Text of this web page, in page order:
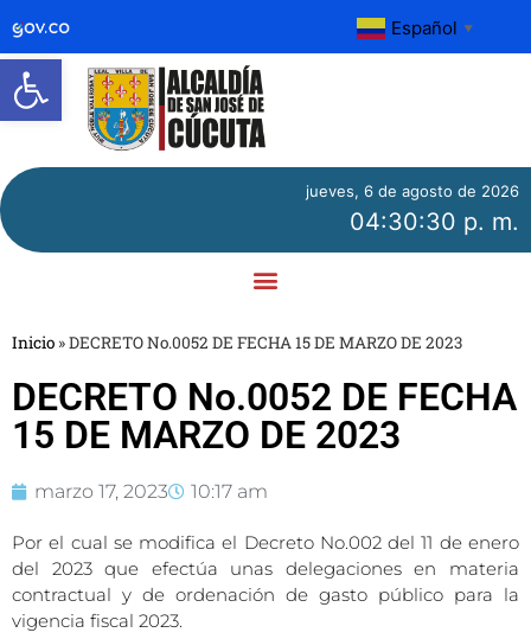
Abrir barra de herramientas
Español ▼
jueves, 6 de agosto de 2026
04:30:30 p. m.
Inicio »DECRETO No.0052 DE FECHA 15 DE MARZO DE 2023
DECRETO No.0052 DE FECHA
15 DE MARZO DE 2023
marzo 17, 2023 10:17 am
Por el cual se modifica el Decreto No.002 del 11 de enero
del 2023 que efectúa unas delegaciones en materia
contractual y de ordenación de gasto público para la
vigencia fiscal 2023.